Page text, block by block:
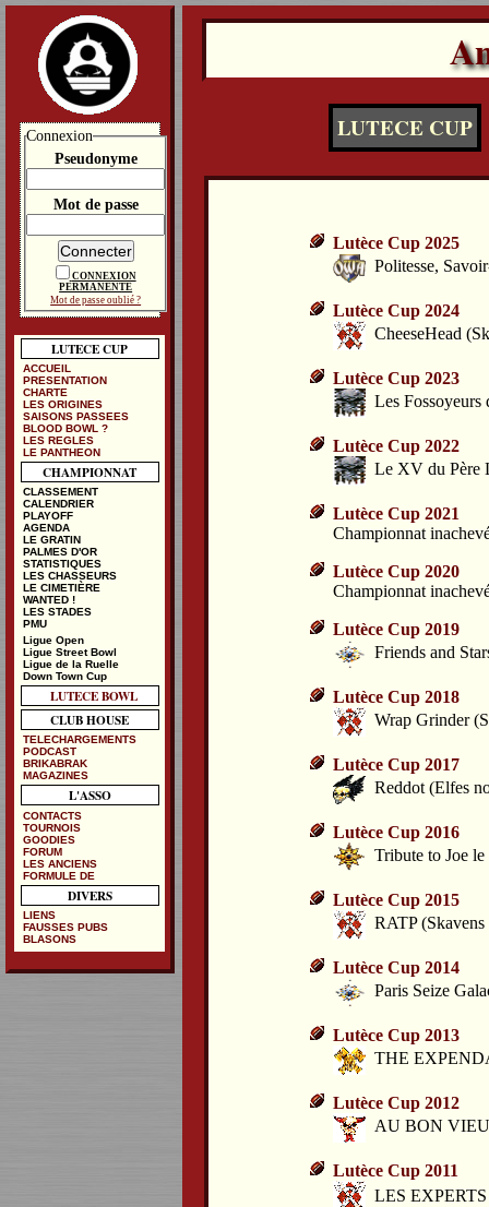
LUTECE CUP
Lutèce Cup 2025
Politesse,
Lutèce Cup 2024
CheeseHead
Lutèce Cup 2023
Les Fossoyeurs
Lutèce Cup 2022
Le XV du Père
Lutèce Cup 2021
Championnat
Lutèce Cup 2020
Championnat
Lutèce Cup 2019
Friends and
Lutèce Cup 2018
Wrap Grinder
Lutèce Cup 2017
Reddot (Elfes
Lutèce Cup 2016
Tribute to Joe
Lutèce Cup 2015
RATP
Lutèce Cup 2014
Paris Seize
Lutèce Cup 2013
THE
Lutèce Cup 2012
AU BON
Lutèce Cup 2011
LES EXPERTS
Connexion
Pseudonyme
Mot de passe
CONNEXION
PERMANENTE
Mot de passe oublié ?
LUTECE CUP
ACCUEIL
PRESENTATION
CHARTE
LES ORIGINES
SAISONS PASSEES
BLOOD BOWL ?
LES REGLES
LE PANTHEON
CHAMPIONNAT
CLASSEMENT
CALENDRIER
PLAYOFF
AGENDA
LE GRATIN
PALMES D'OR
STATISTIQUES
LES CHASSEURS
LE CIMETIÈRE
WANTED !
LES STADES
PMU
Ligue Open
Ligue Street Bowl
Ligue de la Ruelle
Down Town Cup
LUTECE BOWL
CLUB HOUSE
TELECHARGEMENTS
PODCAST
BRIKABRAK
MAGAZINES
L'ASSO
CONTACTS
TOURNOIS
GOODIES
FORUM
LES ANCIENS
FORMULE DE
DIVERS
LIENS
FAUSSES PUBS
BLASONS